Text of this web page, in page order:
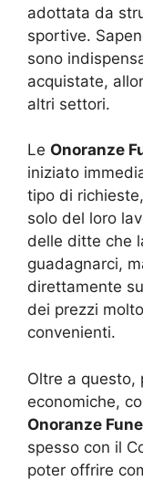
adottata da
sportive.
sono
acquistate,
altri settori.
Le Onoranze
iniziato
tipo di
solo del loro
delle ditte che
guadagnarci,
direttamente
dei prezzi
convenienti.
Oltre a questo,
economiche,
Onoranze
spesso con il
poter offrire